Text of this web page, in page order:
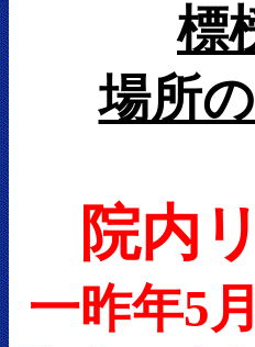
標
場所
院内
一昨年5